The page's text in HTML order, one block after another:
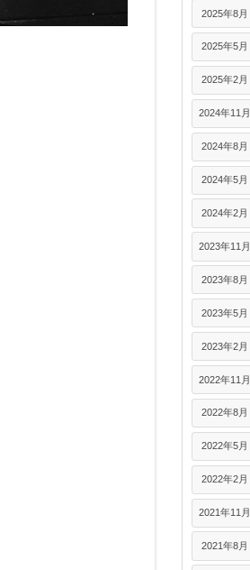
2025年8月
2025年5月
2025年2月
2024年11月
2024年8月
2024年5月
2024年2月
2023年11月
2023年8月
2023年5月
2023年2月
2022年11月
2022年8月
2022年5月
2022年2月
2021年11月
2021年8月